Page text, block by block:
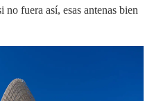
fuera así, esas antenas bien